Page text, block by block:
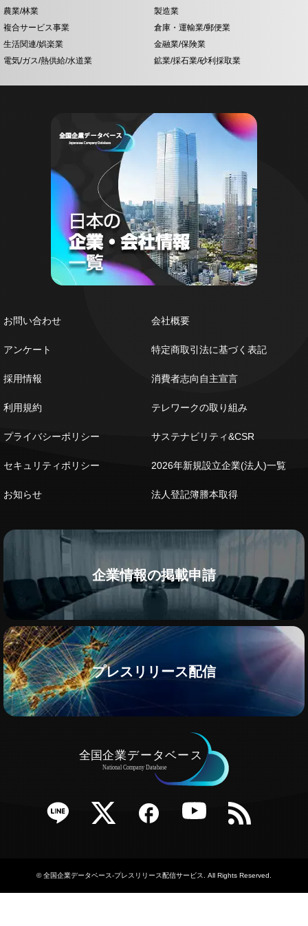
農業/林業
製造業
複合サービス事業
倉庫・運輸業/郵便業
生活関連/娯楽業
金融業/保険業
電気/ガス/熱供給/水道業
鉱業/採石業/砂利採取業
お問い合わせ
アンケート
採用情報
利用規約
プライバシーポリシー
セキュリティポリシー
お知らせ
会社概要
特定商取引法に基づく表記
消費者志向自主宣言
テレワークの取り組み
サステナビリティ&CSR
2026年新規設立企業(法人)一覧
法人登記簿謄本取得
企業情報の掲載申請
プレスリリース配信
Twitter Facebook YouTube RSS
©全国企業データベース-プレスリリース配信サービス . All Rights Reserved.